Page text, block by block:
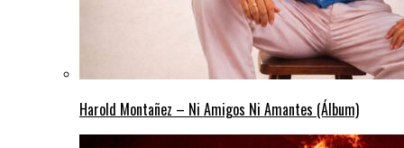
Harold Montañez – Ni Amigos Ni Amantes (Álbum)